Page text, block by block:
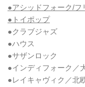
●アシッドフォーク/フ
●トイポップ
●クラブジャズ
●ハウス
●サザンロック
●インディフォーク／
●レイキャヴィク／北